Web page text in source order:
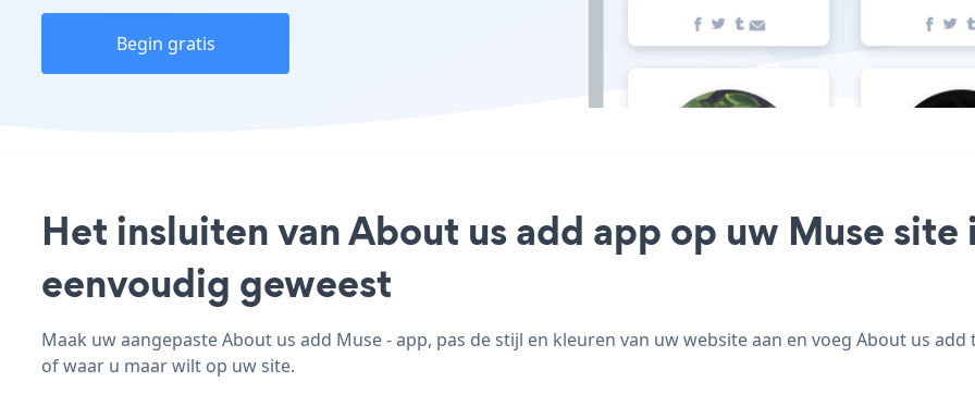
Begin gratis
Het insluiten van About us add app op uw Muse site
eenvoudig geweest
Maak uw aangepaste About us add Muse - app, pas de stijl en kleuren van uw website aan en voeg About us
of waar u maar wilt op uw site.